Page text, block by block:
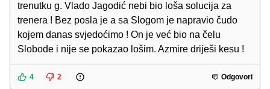
trenutku g. Vlado Jagodić nebi bio loša solucija za
trenera ! Bez posla je a sa Slogom je napravio čudo
kojem danas svjedoćimo ! On je već bio na čelu
Slobode i nije se pokazao lošim. Azmire driješi kesu !
4 2 Odgovori